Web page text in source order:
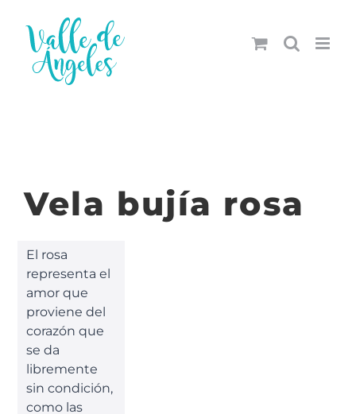
contenido
Vela bujía rosa
El rosa
representa el
amor que
proviene del
corazón que
se da
libremente
sin condición,
como las